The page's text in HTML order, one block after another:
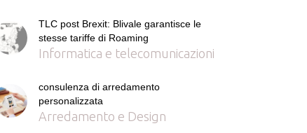
TLC post Brexit: Blivale garantisce le
stesse tariffe di Roaming
Informatica e telecomunicazioni
consulenza di arredamento
personalizzata
Arredamento e Design